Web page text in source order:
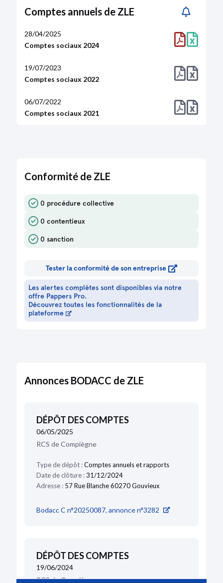
Comptes annuels de ZLE
Comptes sociaux 2024
28/04/2025
Comptes sociaux 2022
19/07/2023
Comptes sociaux 2021
06/07/2022
Conformité de ZLE
0 procédure collective
0 contentieux
0 sanction
Tester la conformité de son entreprise
Les alertes complètes sont disponibles via notre
offre Pappers Pro.
Découvrez toutes les fonctionnalités de la
plateforme
Annonces BODACC de ZLE
DÉPÔT DES COMPTES
06/05/2025
RCS de Compiègne
Type de dépôt :Comptes annuels et rapports
Date de clôture :31/12/2024
Adresse : 57 Rue Blanche 60270 Gouvieux
Bodacc C n°20250087, annonce n°3282
DÉPÔT DES COMPTES
19/06/2024
RCS de Compiègne